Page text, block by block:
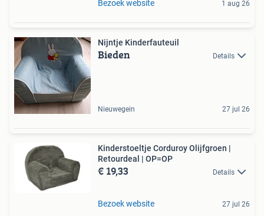
Bezoek website 1 aug 26
Nijntje Kinderfauteuil
Bieden Details
Nieuwegein 27 jul 26
Kinderstoeltje Corduroy Olijfgroen |
Retourdeal | OP=OP
€ 19,33 Details
Bezoek website 27 jul 26